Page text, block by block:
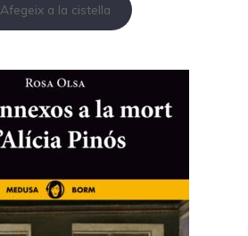
Afegeix a la cistella